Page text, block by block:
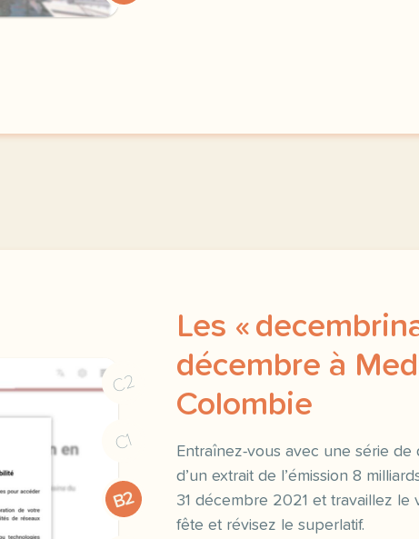
C2
C1
B2
Les «
décembre à
Colombie
Entraînez-vous avec une série de
d’un extrait de l’émission 8
31 décembre 2021 et travaillez le
fête et révisez le superlatif.